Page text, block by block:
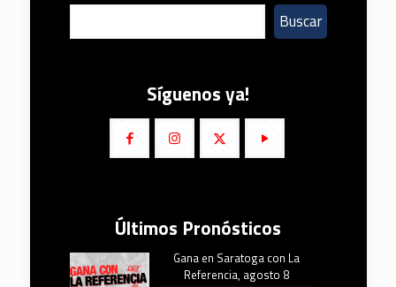
Buscar
Síguenos ya!
Últimos Pronósticos
Gana en Saratoga con La
Referencia, agosto 8